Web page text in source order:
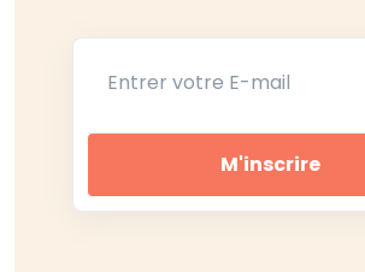
M'inscrire